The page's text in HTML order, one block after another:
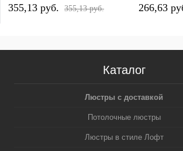
355,13 pуб. 355,13 pуб. 266,63
Каталог
Люстры с доставкой
Потолочные люстры
Люстры в стиле Лофт